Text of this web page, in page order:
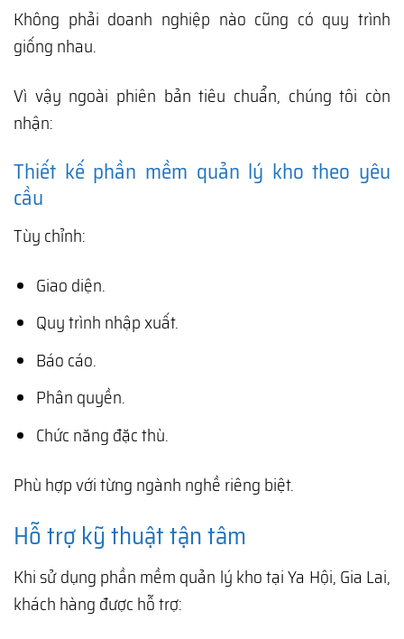
Không phải doanh nghiệp nào cũng có quy trình
giống nhau.
Vì vậy ngoài phiên bản tiêu chuẩn, chúng tôi còn
nhận:
Thiết kế phần mềm quản lý kho theo yêu
cầu
Tùy chỉnh:
Giao diện.
Quy trình nhập xuất.
Báo cáo.
Phân quyền.
Chức năng đặc thù.
Phù hợp với từng ngành nghề riêng biệt.
Hỗ trợ kỹ thuật tận tâm
Khi sử dụng phần mềm quản lý kho tại Ya Hội, Gia Lai,
khách hàng được hỗ trợ: